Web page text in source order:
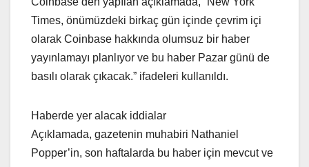
Times, önümüzdeki birkaç gün içinde çevrim içi
olarak Coinbase hakkında olumsuz bir haber
yayınlamayı planlıyor ve bu haber Pazar günü de
basılı olarak çıkacak.” ifadeleri kullanıldı.
Haberde yer alacak iddialar
Açıklamada, gazetenin muhabiri Nathaniel
Popper’in, son haftalarda bu haber için mevcut ve